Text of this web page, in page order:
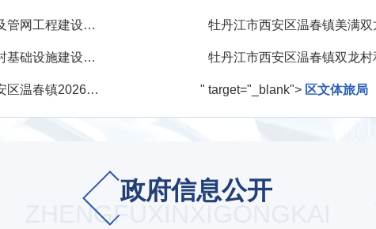
牡丹江市西安区温春镇污水提升泵站及管网工程建设项目可行性研究报告、项目建议书服务询价公告
牡丹江市西安区温春镇东和村、楼房村基础设施建设项目监理服务询价公告
春村村级畜禽粪污收集点建设项目 " target="_blank"> 区文体旅局
政府信息公开
ZHENGFUXINXIGONGKAI